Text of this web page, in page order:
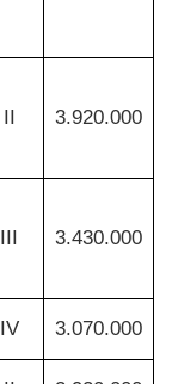
3.920.000
3.430.000
IV 3.070.000